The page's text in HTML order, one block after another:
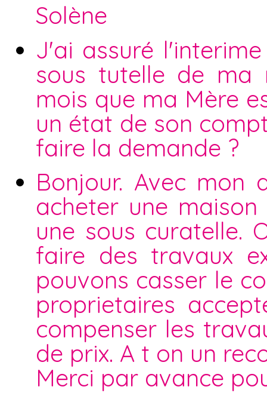
Solène
J'ai assuré
sous tutelle de ma
mois que ma Mère
un état de son
faire la demande ?
Bonjour. Avec mon
acheter une
une sous curatelle.
faire des travaux
pouvons casser le
proprietaires
compenser les
de prix. A t on un
Merci par avance